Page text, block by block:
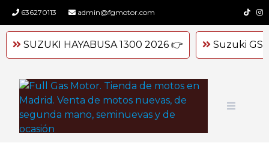
636270113 admin@fgmotor.com
SUZUKI HAYABUSA 1300 2026 👉 Suzuki
Skip
content